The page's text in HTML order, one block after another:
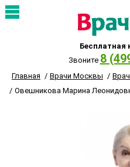
Бесплатная
Звоните 8
Главная Врачи Москвы
Овешникова Марина